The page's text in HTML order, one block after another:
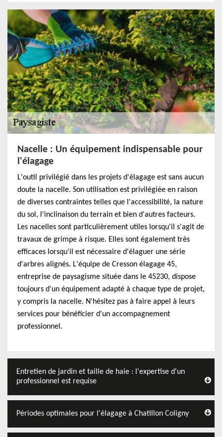
Nacelle : Un équipement indispensable pour
l'élagage
L'outil privilégié dans les projets d'élagage est sans aucun
doute la nacelle. Son utilisation est privilégiée en raison
de diverses contraintes telles que l'accessibilité, la nature
du sol, l'inclinaison du terrain et bien d'autres facteurs.
Les nacelles sont particulièrement utiles lorsqu'il s'agit de
travaux de grimpe à risque. Elles sont également très
efficaces lorsqu'il est nécessaire d'élaguer une série
d'arbres alignés. L'équipe de Cresson élagage 45,
entreprise de paysagisme située dans le 45230, dispose
toujours d'un équipement adapté à chaque type de projet,
y compris la nacelle. N'hésitez pas à faire appel à leurs
services pour bénéficier d'un accompagnement
professionnel.
Entretien de jardin et taille de haie : l'expertise d'un
professionnel est requise
Périodes optimales pour l'élagage à Chatillon Coligny